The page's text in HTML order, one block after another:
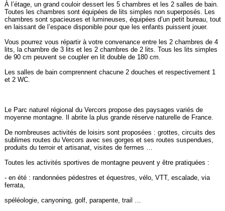
À l’étage, un grand couloir dessert les 5 chambres et les 2 salles de bain.
Toutes les chambres sont équipées de lits simples non superposés. Les
chambres sont spacieuses et lumineuses, équipées d’un petit bureau, tout
en laissant de l’espace disponible pour que les enfants puissent jouer.
Vous pourrez vous répartir à votre convenance entre les 2 chambres de 4
lits, la chambre de 3 lits et les 2 chambres de 2 lits. Tous les lits simples
de 90 cm peuvent se coupler en lit double de 180 cm.
Les salles de bain comprennent chacune 2 douches et respectivement 1
et 2 WC.
Le Parc naturel régional du Vercors propose des paysages variés de
moyenne montagne. Il abrite la plus grande réserve naturelle de France.
De nombreuses activités de loisirs sont proposées : grottes, circuits des
sublimes routes du Vercors avec ses gorges et ses routes suspendues,
produits du terroir et artisanat, visites de fermes …
Toutes les activités sportives de montagne peuvent y être pratiquées :
- en été : randonnées pédestres et équestres, vélo, VTT, escalade, via
ferrata,
spéléologie, canyoning, golf, parapente, trail …